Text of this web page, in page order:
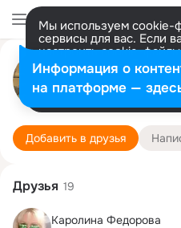
Мы используем cookie-
сервисы для вас. Если
настроить cookie-
представитель.
Разрешить все
Сергей
Калининград
19 школа ГСВГ
Добавить в друзья
Друзья 19
Каролина Федорова
Информация о
на платформе —